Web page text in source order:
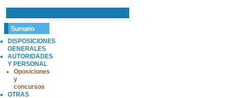
Sumario
DISPOSICIONES
GENERALES
AUTORIDADES
Y PERSONAL
Oposiciones
y
concursos
OTRAS